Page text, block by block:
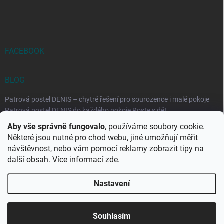
Aby vše správně fungovalo, používáme soubory cookie.
Některé jsou nutné pro chod webu, jiné umožňují měřit
návštěvnost, nebo vám pomocí reklamy zobrazit tipy na
další obsah. Více informací zde.
Nastavení
Souhlasím
FACEBOOK
BLOG
Patrová postel DENIS – chytré řešení pro sourozence i malé pokoje
Patrová postel DENIS do každého pokoje Roste s dět...
Rozkládací postele RELAX – ideální řešení pro malé prostory i
každodenní spaní
Rozkládací postel, která se přizpůsobí vašemu živo...
Copyright 2026DK-obchod.cz. Všechna práva vyhrazena.Upravit
nastavení cookies